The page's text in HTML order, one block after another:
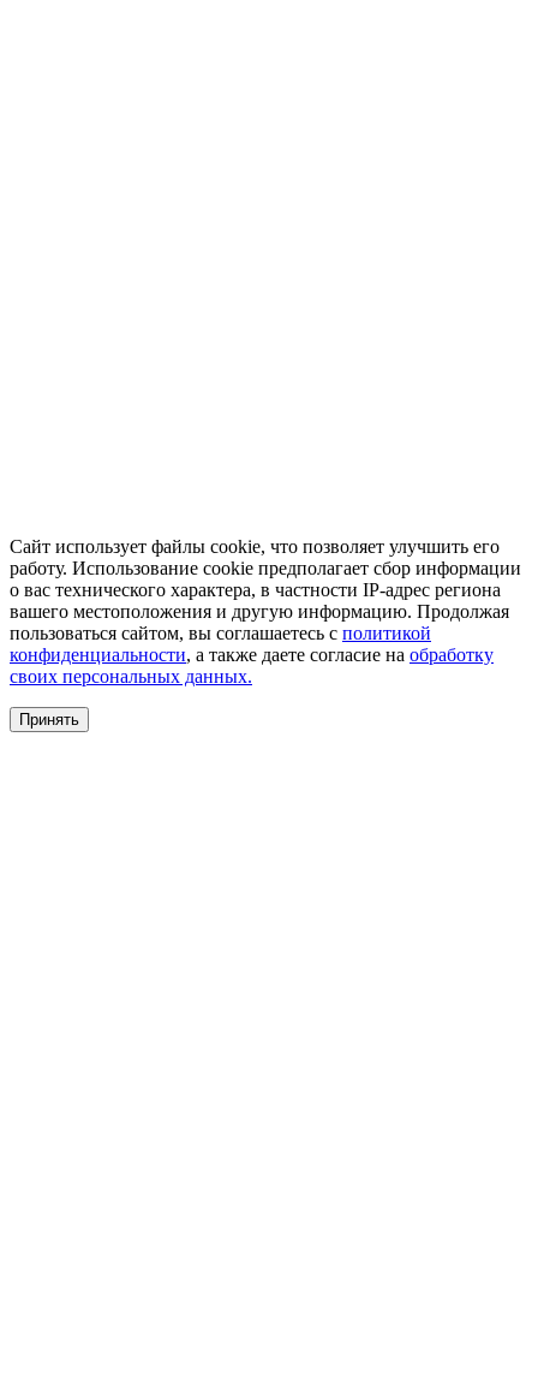
Сайт использует файлы cookie, что позволяет улучшить его
работу. Использование cookie предполагает сбор информации
о вас технического характера, в частности IP-адрес региона
вашего местоположения и другую информацию. Продолжая
пользоваться сайтом, вы соглашаетесь с политикой
конфиденциальности, а также даете согласие на обработку
своих персональных данных.
Принять